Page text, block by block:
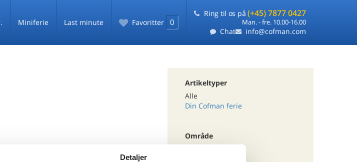
Miniferie Last minute Favoritter 0
Ring til os på (+45) 7877 0427
Man. - fre. 10.00-16.00
Chat info@cofman.com
Artikeltyper
Alle
Din Cofman ferie
Område
Detaljer